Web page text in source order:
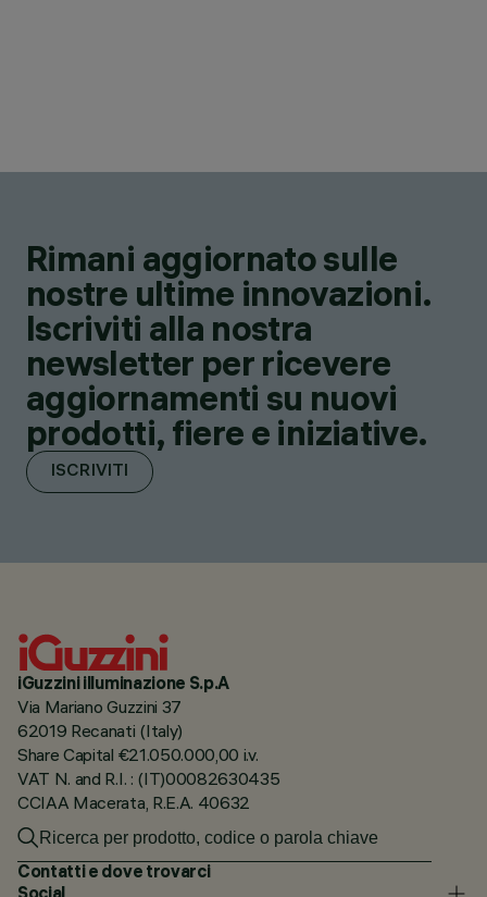
Rimani aggiornato sulle
nostre ultime innovazioni.
Iscriviti alla nostra
newsletter per ricevere
aggiornamenti su nuovi
prodotti, fiere e iniziative.
ISCRIVITI
iGuzzini illuminazione S.p.A
Via Mariano Guzzini 37
62019 Recanati (Italy)
Share Capital €21.050.000,00 i.v.
VAT N. and R.I. : (IT)00082630435
CCIAA Macerata, R.E.A. 40632
Contatti e dove trovarci